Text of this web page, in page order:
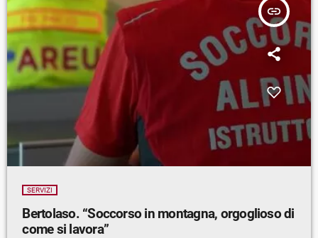
insert_link
SERVIZI
Bertolaso. “Soccorso in montagna, orgoglioso di
come si lavora”